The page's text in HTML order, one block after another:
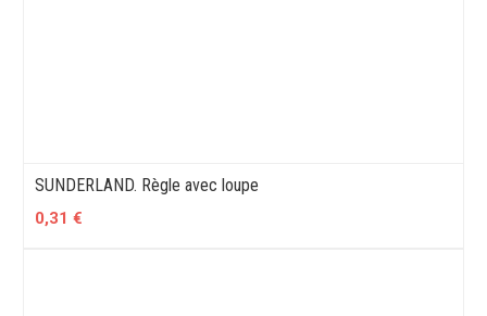
SUNDERLAND. Règle avec loupe
0,31 €